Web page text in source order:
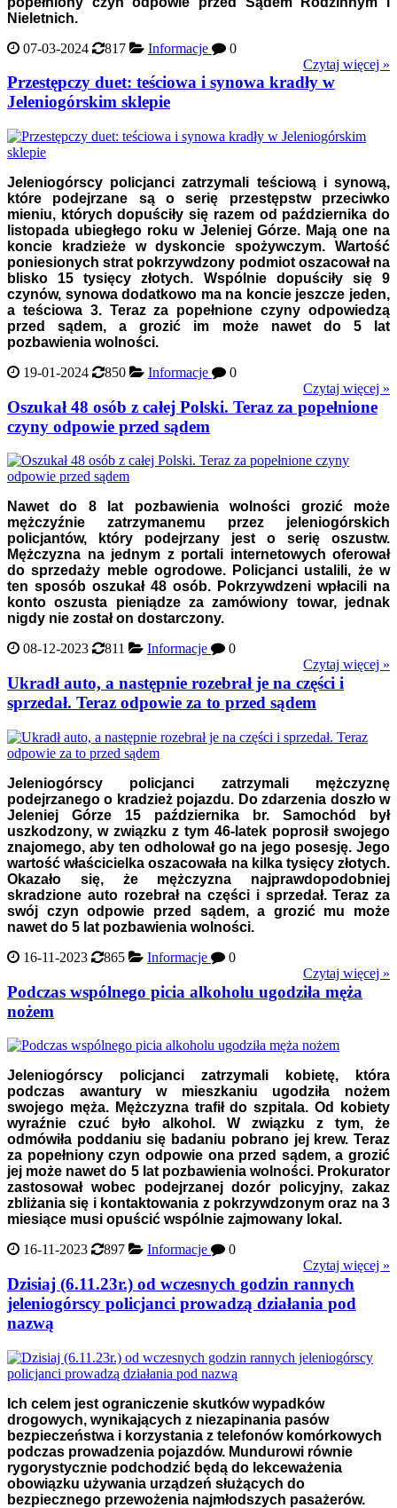
Nieletnich.
07-03-2024
817 Informacje
0
Czytaj więcej »
Przestępczy duet: teściowa i synowa kradły w
Jeleniogórskim sklepie
Jeleniogórscy policjanci zatrzymali teściową i synową,
które podejrzane są o serię przestępstw przeciwko
mieniu, których dopuściły się razem od października do
listopada ubiegłego roku w Jeleniej Górze. Mają one na
koncie kradzieże w dyskoncie spożywczym. Wartość
poniesionych strat pokrzywdzony podmiot oszacował na
blisko 15 tysięcy złotych. Wspólnie dopuściły się 9
czynów, synowa dodatkowo ma na koncie jeszcze jeden,
a teściowa 3. Teraz za popełnione czyny odpowiedzą
przed sądem, a grozić im może nawet do 5 lat
pozbawienia wolności.
19-01-2024
850 Informacje
0
Czytaj więcej »
Oszukał 48 osób z całej Polski. Teraz za popełnione
czyny odpowie przed sądem
Nawet do 8 lat pozbawienia wolności grozić może
mężczyźnie zatrzymanemu przez jeleniogórskich
policjantów, który podejrzany jest o serię oszustw.
Mężczyzna na jednym z portali internetowych oferował
do sprzedaży meble ogrodowe. Policjanci ustalili, że w
ten sposób oszukał 48 osób. Pokrzywdzeni wpłacili na
konto oszusta pieniądze za zamówiony towar, jednak
nigdy nie został on dostarczony.
08-12-2023
811 Informacje
0
Czytaj więcej »
Ukradł auto, a następnie rozebrał je na części i
sprzedał. Teraz odpowie za to przed sądem
Jeleniogórscy policjanci zatrzymali mężczyznę
podejrzanego o kradzież pojazdu. Do zdarzenia doszło w
Jeleniej Górze 15 października br. Samochód był
uszkodzony, w związku z tym 46-latek poprosił swojego
znajomego, aby ten odholował go na jego posesję. Jego
wartość właścicielka oszacowała na kilka tysięcy złotych.
Okazało się, że mężczyzna najprawdopodobniej
skradzione auto rozebrał na części i sprzedał. Teraz za
swój czyn odpowie przed sądem, a grozić mu może
nawet do 5 lat pozbawienia wolności.
16-11-2023
865 Informacje
0
Czytaj więcej »
Podczas wspólnego picia alkoholu ugodziła męża
nożem
Jeleniogórscy policjanci zatrzymali kobietę, która
podczas awantury w mieszkaniu ugodziła nożem
swojego męża. Mężczyzna trafił do szpitala. Od kobiety
wyraźnie czuć było alkohol. W związku z tym, że
odmówiła poddaniu się badaniu pobrano jej krew. Teraz
za popełniony czyn odpowie ona przed sądem, a grozić
jej może nawet do 5 lat pozbawienia wolności. Prokurator
zastosował wobec podejrzanej dozór policyjny, zakaz
zbliżania się i kontaktowania z pokrzywdzonym oraz na 3
miesiące musi opuścić wspólnie zajmowany lokal.
16-11-2023
897 Informacje
0
Czytaj więcej »
Dzisiaj (6.11.23r.) od wczesnych godzin rannych
jeleniogórscy policjanci prowadzą działania pod
nazwą
Ich celem jest ograniczenie skutków wypadków
drogowych, wynikających z niezapinania pasów
bezpieczeństwa i korzystania z telefonów komórkowych
podczas prowadzenia pojazdów. Mundurowi równie
rygorystycznie podchodzić będą do lekceważenia
obowiązku używania urządzeń służących do
bezpiecznego przewożenia najmłodszych pasażerów.